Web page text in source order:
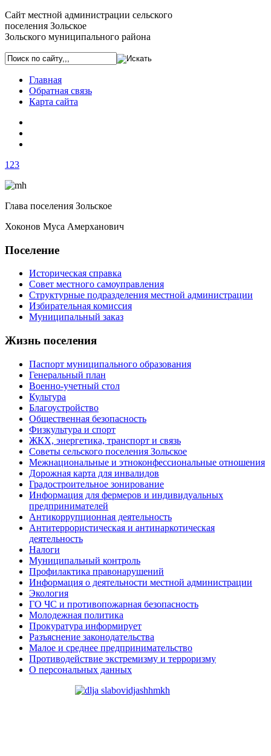
Сайт местной администрации сельского
поселения Зольское
Зольского муниципального района
Главная
Обратная связь
Карта сайта
1 23
Глава поселения Зольское
Хоконов Муса Амерханович
Поселение
Историческая справка
Совет местного самоуправления
Структурные подразделения местной администрации
Избирательная комиссия
Муниципальный заказ
Жизнь поселения
Паспорт муниципального образования
Генеральный план
Военно-учетный стол
Культура
Благоустройство
Общественная безопасность
Физкультура и спорт
ЖКХ, энергетика, транспорт и связь
Советы сельского поселения Зольское
Межнациональные и этноконфессиональные отношения
Дорожная карта для инвалидов
Градостроительное зонирование
Информация для фермеров и индивидуальных
предпринимателей
Антикоррупционная деятельность
Антитеррористическая и антинаркотическая
деятельность
Налоги
Муниципальный контроль
Профилактика правонарушений
Информация о деятельности местной администрации
Экология
ГО ЧС и противопожарная безопасность
Молодежная политика
Прокуратура информирует
Разъяснение законодательства
Малое и среднее предпринимательство
Противодействие экстремизму и терроризму
О персональных данных